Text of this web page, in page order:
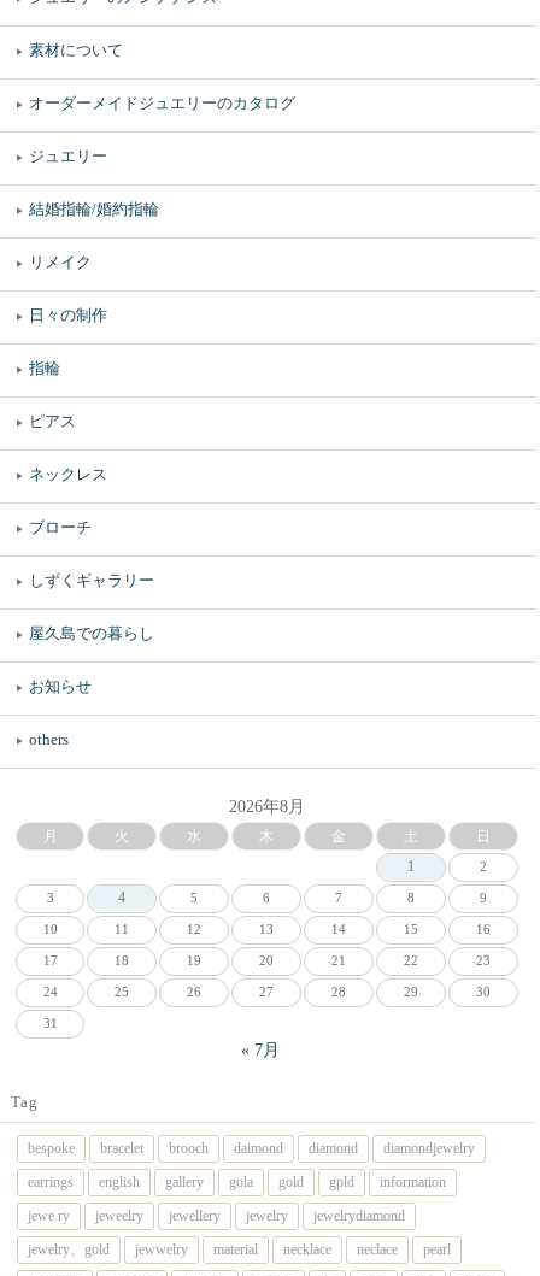
素材について
オーダーメイドジュエリーのカタログ
ジュエリー
結婚指輪/婚約指輪
リメイク
日々の制作
指輪
ピアス
ネックレス
ブローチ
しずくギャラリー
屋久島での暮らし
お知らせ
others
2026年8月
月 火 水 木 金 土
日
1
2
3 4 5 6 7 8 9
10 11 12 13 14 15 16
17 18 19 20 21 22 23
24 25 26 27 28 29 30
31
« 7月
Tag
bespoke bracelet brooch daimond diamond
diamondjewelry
earrings
english gallery gola gold gpld
information
jewe.ry
jeweelry jewellery jewelry
jewelrydiamond
jewelry、gold
jewwelry material necklace neclace
pearl